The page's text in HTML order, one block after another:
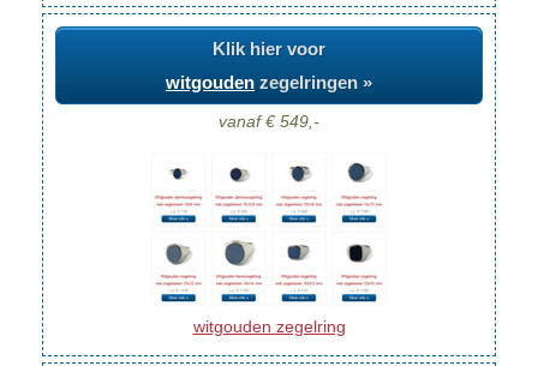
Klik hier voor
witgouden zegelringen »
vanaf € 549,-
witgouden zegelring